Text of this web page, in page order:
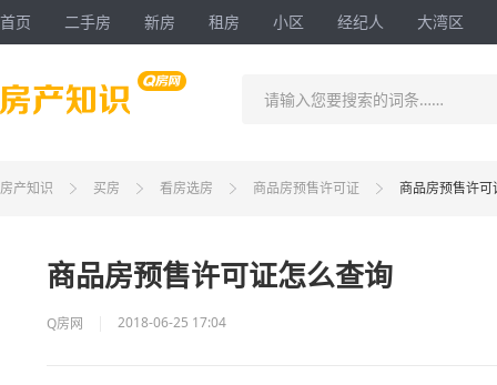
首页 二手房 新房 租房 小区 经纪人 大湾区
请输入您要搜索的词条……
房产知识 买房 看房选房 商品房预售许可证 商品房预售许可
商品房预售许可证怎么查询
Q房网 2018-06-25 17:04